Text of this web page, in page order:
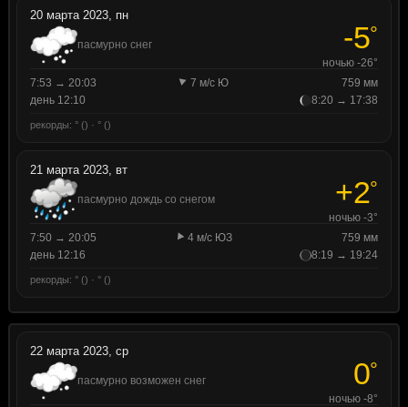
20 марта 2023, пн
пасмурно снег -5°
ночью -26°
7:53 → 20:03
7 м/с Ю
759 мм
день 12:10
8:20 → 17:38
рекорды: ° () · ° ()
21 марта 2023, вт
пасмурно дождь со снегом +2°
ночью -3°
7:50 → 20:05
4 м/с ЮЗ
759 мм
день 12:16
8:19 → 19:24
рекорды: ° () · ° ()
22 марта 2023, ср
пасмурно возможен снег 0°
ночью -8°